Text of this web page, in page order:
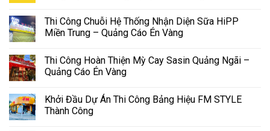
Thi Công Chuỗi Hệ Thống Nhận Diện Sữa HiPP
Miền Trung – Quảng Cáo Én Vàng
Thi Công Hoàn Thiện Mỳ Cay Sasin Quảng Ngãi –
Quảng Cáo Én Vàng
Khởi Đầu Dự Án Thi Công Bảng Hiệu FM STYLE
Thành Công